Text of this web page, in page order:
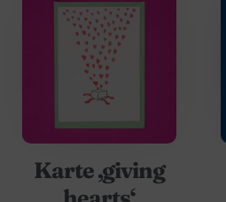
Karte ‚giving